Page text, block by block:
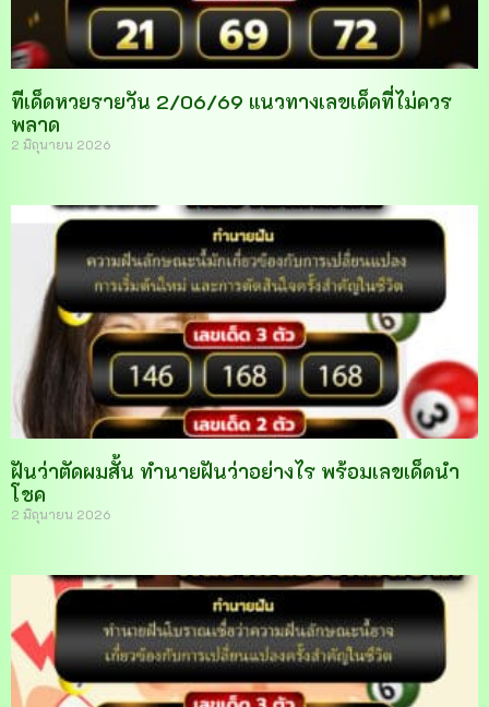
ทีเด็ดหวยรายวัน 2/06/69 แนวทางเลขเด็ดที่ไม่ควร
พลาด
2 มิถุนายน 2026
ฝันว่าตัดผมสั้น ทำนายฝันว่าอย่างไร พร้อมเลขเด็ดนำ
โชค
2 มิถุนายน 2026